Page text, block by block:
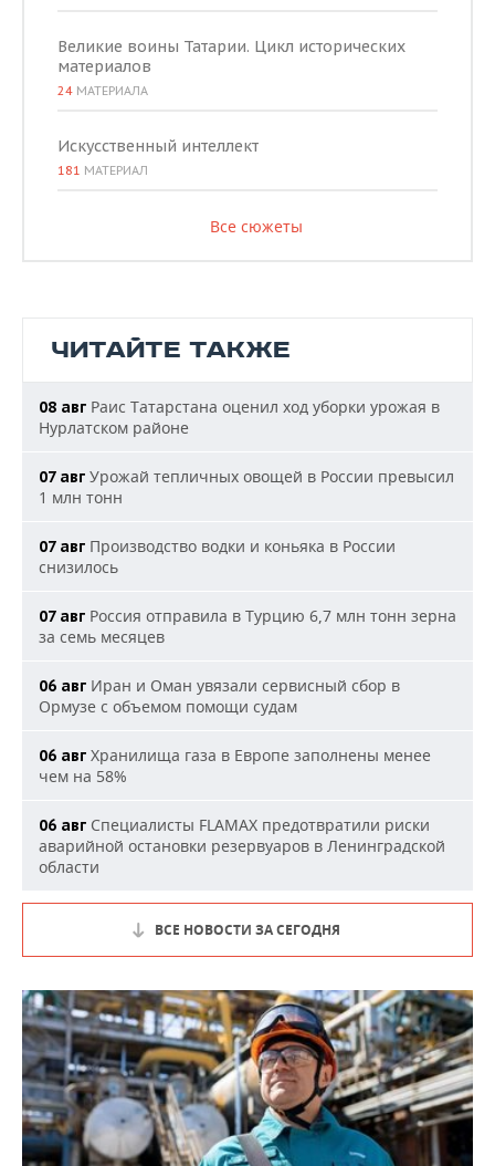
Великие воины Татарии. Цикл исторических
материалов
24 МАТЕРИАЛА
Искусственный интеллект
181 МАТЕРИАЛ
Все сюжеты
ЧИТАЙТЕ ТАКЖЕ
08 авг Раис Татарстана оценил ход уборки урожая в
Нурлатском районе
07 авг Урожай тепличных овощей в России превысил
1 млн тонн
07 авг Производство водки и коньяка в России
снизилось
07 авг Россия отправила в Турцию 6,7 млн тонн зерна
за семь месяцев
06 авг Иран и Оман увязали сервисный сбор в
Ормузе с объемом помощи судам
06 авг Хранилища газа в Европе заполнены менее
чем на 58%
06 авг Специалисты FLAMAX предотвратили риски
аварийной остановки резервуаров в Ленинградской
области
ВСЕ НОВОСТИ ЗА СЕГОДНЯ